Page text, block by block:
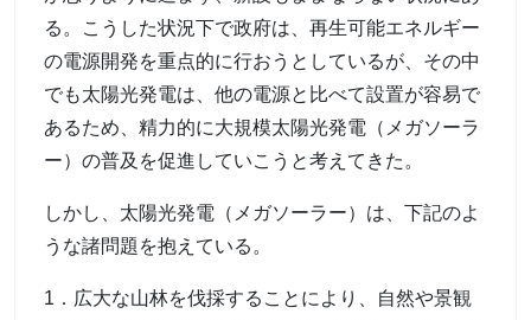
る。こうした状況下で政府は、再生可能エネルギー
の電源開発を重点的に行おうとしているが、その中
でも太陽光発電は、他の電源と比べて設置が容易で
あるため、精力的に大規模太陽光発電（メガソーラ
ー）の普及を促進していこうと考えてきた。
しかし、太陽光発電（メガソーラー）は、下記のよ
うな諸問題を抱えている。
1．広大な山林を伐採することにより、自然や景観